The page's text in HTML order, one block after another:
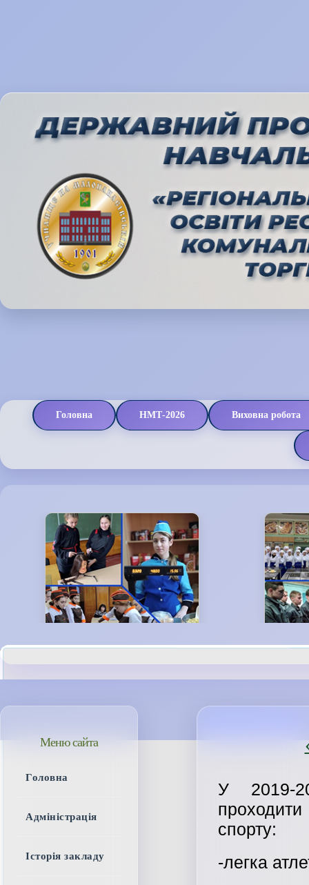
Головна НМТ-2026 Виховна робота
У 2019-
спорту:
-легка
Меню сайта
Головна
Адміністрація
Історія закладу